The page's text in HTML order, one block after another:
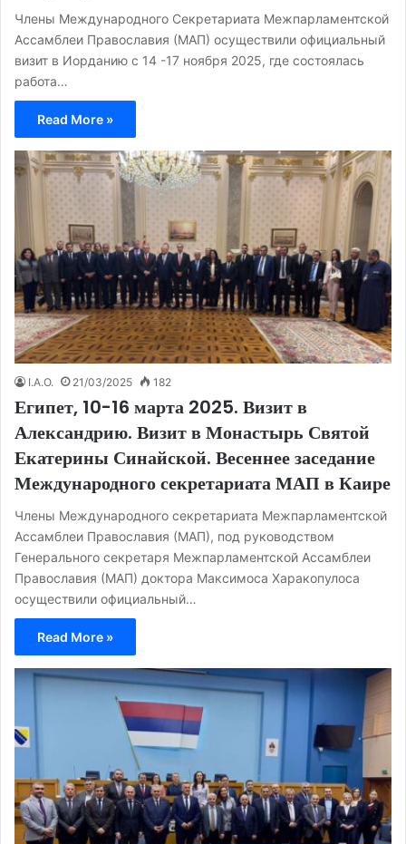
Члены Международного Секретариата Межпарламентской
Ассамблеи Православия (МАП) осуществили официальный
визит в Иорданию с 14 -17 ноября 2025, где состоялась
работа…
Read More »
I.A.O. 21/03/2025 182
Египет, 10-16 марта 2025. Визит в
Александрию. Визит в Монастырь Святой
Екатерины Синайской. Весеннее заседание
Международного секретариата МАП в Каире
Члены Международного секретариата Межпарламентской
Ассамблеи Православия (МАП), под руководством
Генерального секретаря Межпарламентской Ассамблеи
Православия (МАП) доктора Максимоса Харакопулоса
осуществили официальный…
Read More »